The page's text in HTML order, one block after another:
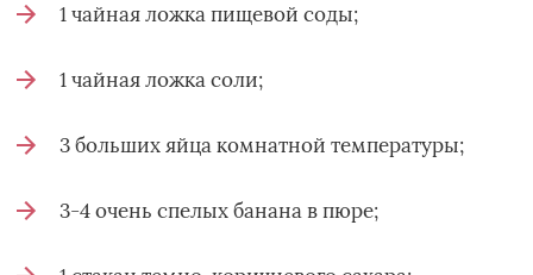
1 чайная ложка пищевой соды;
1 чайная ложка соли;
3 больших яйца комнатной температуры;
3-4 очень спелых банана в пюре;